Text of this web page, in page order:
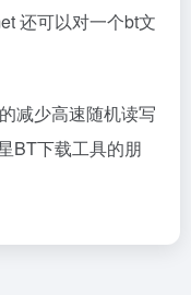
还可以对一个bt文
减少高速随机读写
BT下载工具的朋